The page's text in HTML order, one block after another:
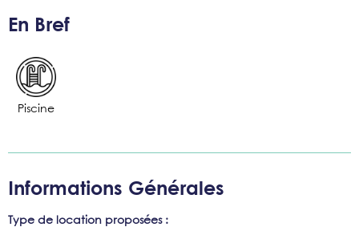
En Bref
Piscine
Informations Générales
Type de location proposées :